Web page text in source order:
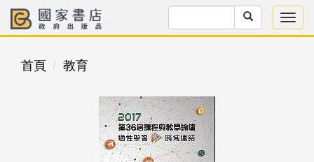
首頁 教育